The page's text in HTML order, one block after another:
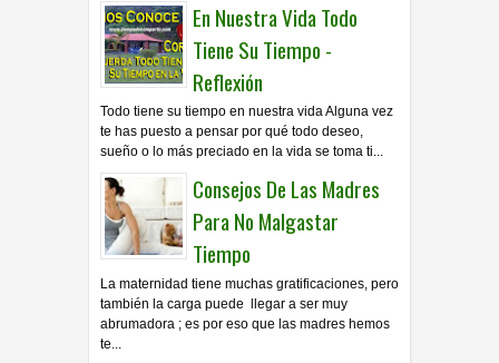
En Nuestra Vida Todo
Tiene Su Tiempo -
Reflexión
Todo tiene su tiempo en nuestra vida Alguna vez
te has puesto a pensar por qué todo deseo,
sueño o lo más preciado en la vida se toma ti...
Consejos De Las Madres
Para No Malgastar
Tiempo
La maternidad tiene muchas gratificaciones, pero
también la carga puede llegar a ser muy
abrumadora ; es por eso que las madres hemos
te...